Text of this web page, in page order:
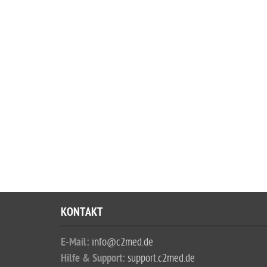
KONTAKT
E-Mail: info@c2med.de
Hilfe & Support: support.c2med.de